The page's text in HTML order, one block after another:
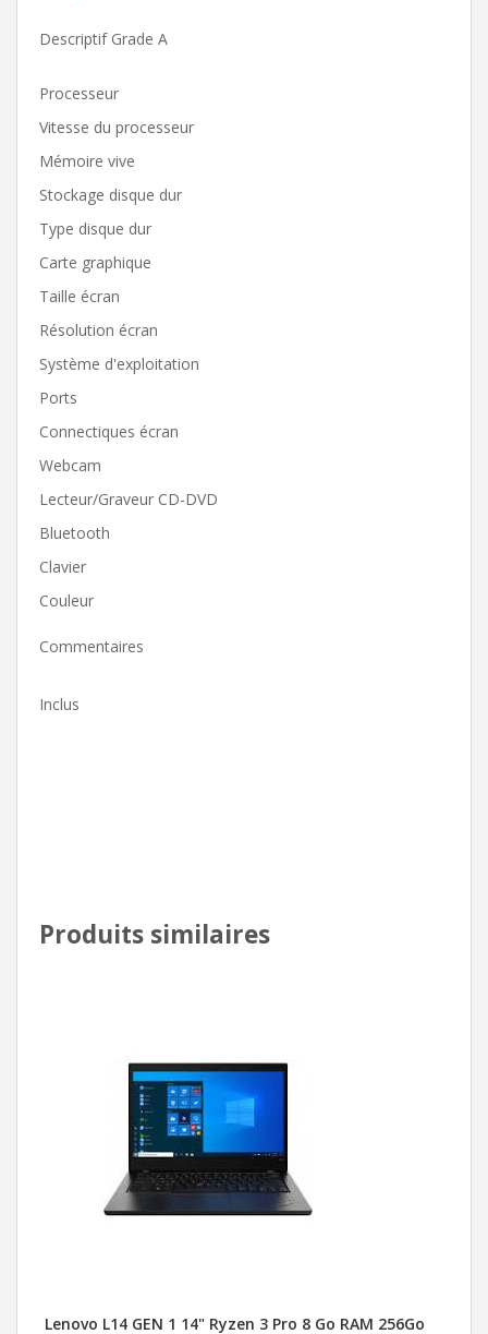
Descriptif Grade A
Processeur
Vitesse du processeur
Mémoire vive
Stockage disque dur
Type disque dur
Carte graphique
Taille écran
Résolution écran
Système d'exploitation
Ports
Connectiques écran
Webcam
Lecteur/Graveur CD-DVD
Bluetooth
Clavier
Couleur
Commentaires
Inclus
Produits similaires
Lenovo L14 GEN 1 14" Ryzen 3 Pro 8 Go RAM 256Go